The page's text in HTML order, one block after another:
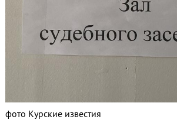
фото Курские известия